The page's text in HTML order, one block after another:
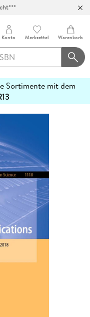
Konto Merkzettel Warenkorb
Sortimente mit dem